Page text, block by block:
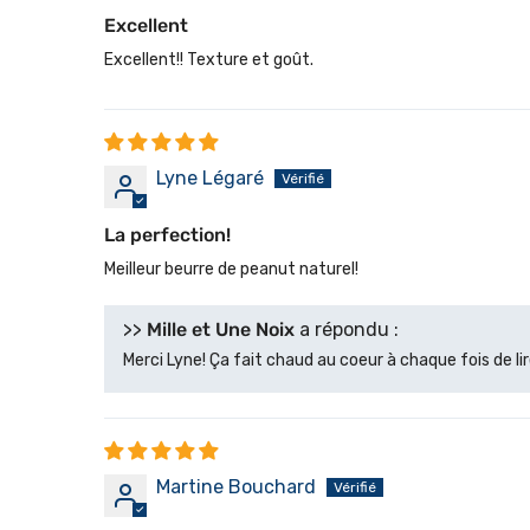
Excellent
Excellent!! Texture et goût.
Lyne Légaré
La perfection!
Meilleur beurre de peanut naturel!
>> Mille et Une Noix a répondu :
Merci Lyne! Ça fait chaud au coeur à chaque fois de
Martine Bouchard